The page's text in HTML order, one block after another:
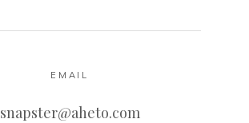
EMAIL
snapster@aheto.com